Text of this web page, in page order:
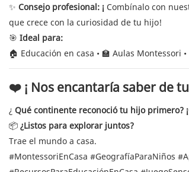
✨ Consejo profesional: ¡ Combínalo con
que crece con la curiosidad de tu hijo!
🎯 Ideal para:
🏠 Educación en casa • 🏫 Aulas Montessori •
❤️ ¡ Nos encantaría saber de
¿ Qué continente reconoció tu hijo primero?
📦 ¿Listos para explorar juntos?
Trae el mundo a casa.
#MontessoriEnCasa #GeografíaParaNiños